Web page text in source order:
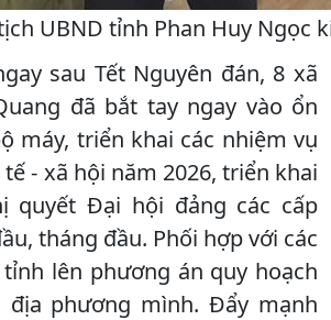
UBND tỉnh Phan Huy Ngọc
sau Tết Nguyên đán, 8 xã
đã bắt tay ngay vào ổn
máy, triển khai các nhiệm vụ
- xã hội năm 2026, triển khai
quyết Đại hội đảng các cấp
tháng đầu. Phối hợp với các
lên phương án quy hoạch
địa phương mình. Đẩy mạnh